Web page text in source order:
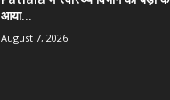
आया...
August 7, 2026